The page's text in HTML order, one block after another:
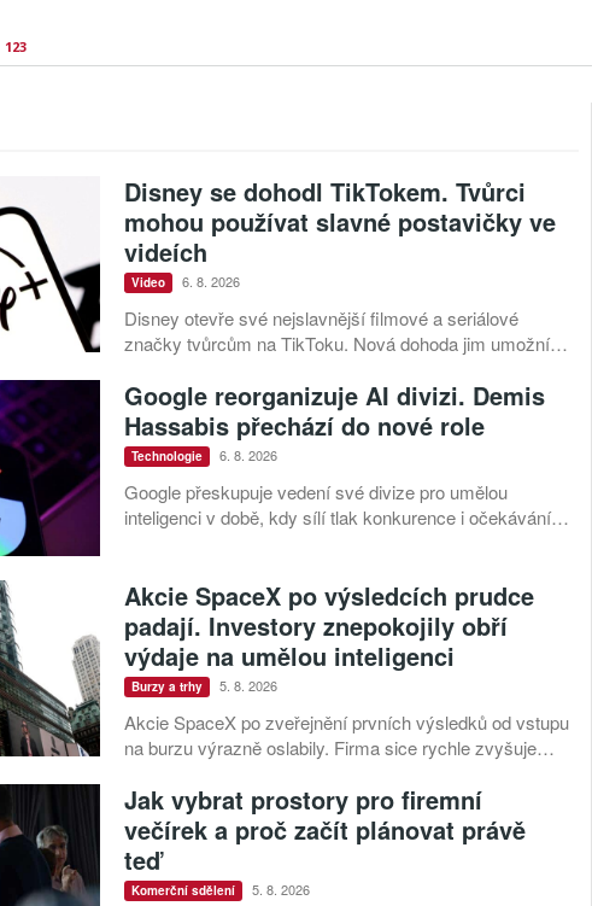
123
Disney se dohodl TikTokem. Tvůrci
mohou používat slavné postavičky ve
videích
Video 6. 8. 2026
Disney otevře své nejslavnější filmové a seriálové
značky tvůrcům na TikToku. Nová dohoda jim umožní
sdílet vlastní videa také na platformě Disney Verts.
Google reorganizuje AI divizi. Demis
Hassabis přechází do nové role
Technologie 6. 8. 2026
Google přeskupuje vedení své divize pro umělou
inteligenci v době, kdy sílí tlak konkurence i očekávání
inteligence i její dopad na společnost.
Akcie SpaceX po výsledcích prudce
padají. Investory znepokojily obří
výdaje na umělou inteligenci
Burzy a trhy 5. 8. 2026
Akcie SpaceX po zveřejnění prvních výsledků od vstupu
na burzu výrazně oslabily. Firma sice rychle zvyšuje
mnohem rychleji než dříve, investoři ale dál řeší, zda je
tempo rekordních výdajů dlouhodobě udržitelné.
Jak vybrat prostory pro firemní
večírek a proč začít plánovat právě
teď
Komerční sdělení 5. 8. 2026